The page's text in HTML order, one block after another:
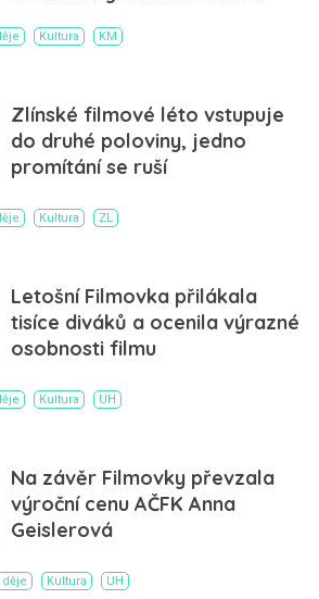
Kultura KM
Zlínské filmové léto vstupuje
do druhé poloviny, jedno
promítání se ruší
Kultura ZL
Letošní Filmovka přilákala
tisíce diváků a ocenila výrazné
osobnosti filmu
Kultura UH
Na závěr Filmovky převzala
výroční cenu AČFK Anna
Geislerová
děje Kultura UH